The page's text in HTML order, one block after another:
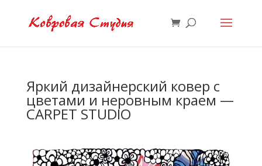
Яркий дизайнерский ковер с
цветами и неровным краем —
CARPET STUDIO